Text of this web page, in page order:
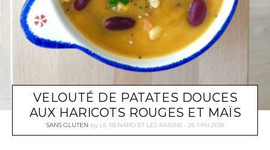
VELOUTÉ DE PATATES DOUCES
AUX HARICOTS ROUGES ET MAÏS
SANS GLUTEN by LE RENARD ET LES RAISINS 26 MAI 2018